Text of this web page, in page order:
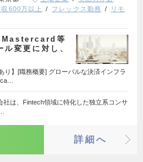
収600万以上 フレックス勤務
リモ
Mastercard等
変更に対し、
り】[職務概要] グローバルな決済インフラ
社は、Fintech領域に特化した独立系コンサ
詳細へ